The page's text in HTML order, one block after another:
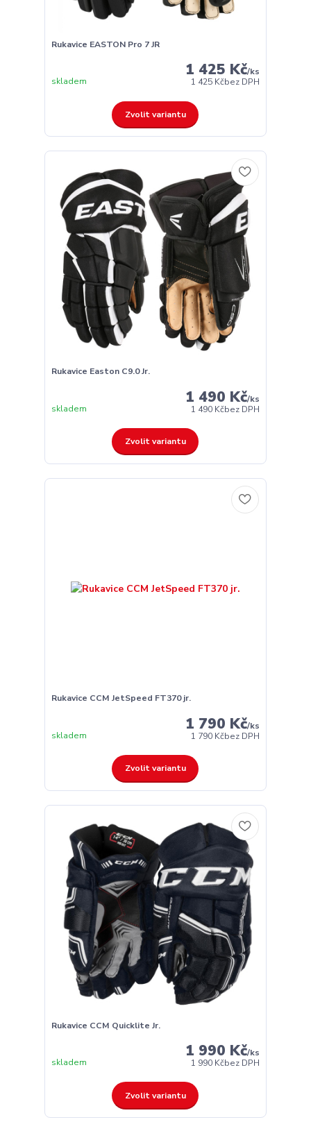
Rukavice EASTON Pro 7 JR
1 425 Kč/ks
1 425 Kčbez DPH
skladem
Zvolit variantu
Rukavice Easton C9.0 Jr.
1 490 Kč/ks
1 490 Kčbez DPH
skladem
Zvolit variantu
Rukavice CCM JetSpeed FT370 jr.
1 790 Kč/ks
1 790 Kčbez DPH
skladem
Zvolit variantu
Rukavice CCM Quicklite Jr.
1 990 Kč/ks
1 990 Kčbez DPH
skladem
Zvolit variantu